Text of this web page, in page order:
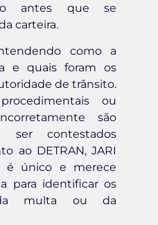
antes que se
carteira.
como a
e quais foram os
de trânsito.
ou
são
ser contestados
ao DETRAN, JARI
é único e merece
para identificar os
da multa ou da